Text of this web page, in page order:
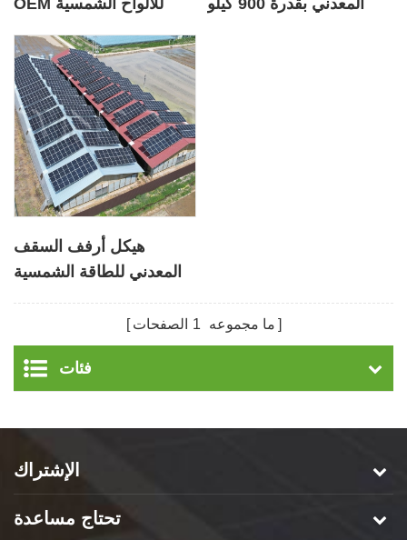
OEM للألواح الشمسية
المعدني بقدرة 900 كيلو
هيكل أرفف السقف
المعدني للطاقة الشمسية
ما مجموعه 1 الصفحات
فئات
الإشتراك
تحتاج مساعدة